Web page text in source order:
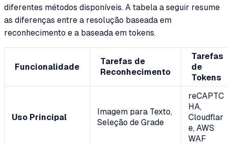
diferentes métodos disponíveis. A tabela a seguir resume
as diferenças entre a resolução baseada em
reconhecimento e a baseada em tokens.
Funcionalidade
Tarefas de
Reconhecimento
Tarefas
de
Tokens
Uso Principal
Imagem para Texto,
Seleção de Grade
reCAPTC
HA,
Cloudflar
e, AWS
WAF